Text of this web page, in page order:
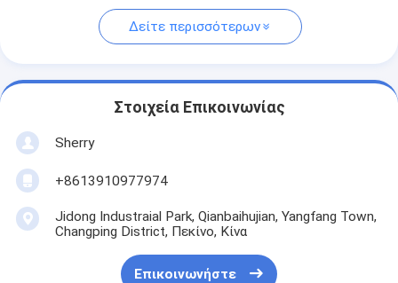
Δείτε περισσότερων
Στοιχεία Επικοινωνίας
Sherry
+8613910977974
Jidong Industraial Park, Qianbaihujian, Yangfang Town,
Changping District, Πεκίνο, Κίνα
Επικοινωνήστε